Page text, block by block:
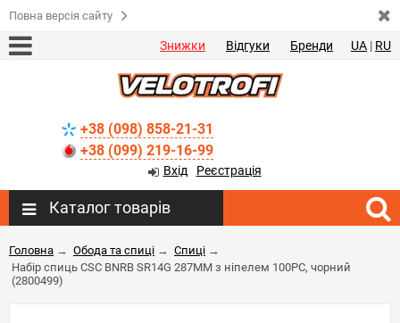
Повна версія сайту
Знижки Відгуки Бренди UA | RU
+38 (098) 858-21-31
+38 (099) 219-16-99
Вхід Реєстрація
Каталог товарів
Головна → Обода та спиці → Спиці →
Набір спиць CSC BNRB SR14G 287MM з ніпелем 100PC, чорний
(2800499)